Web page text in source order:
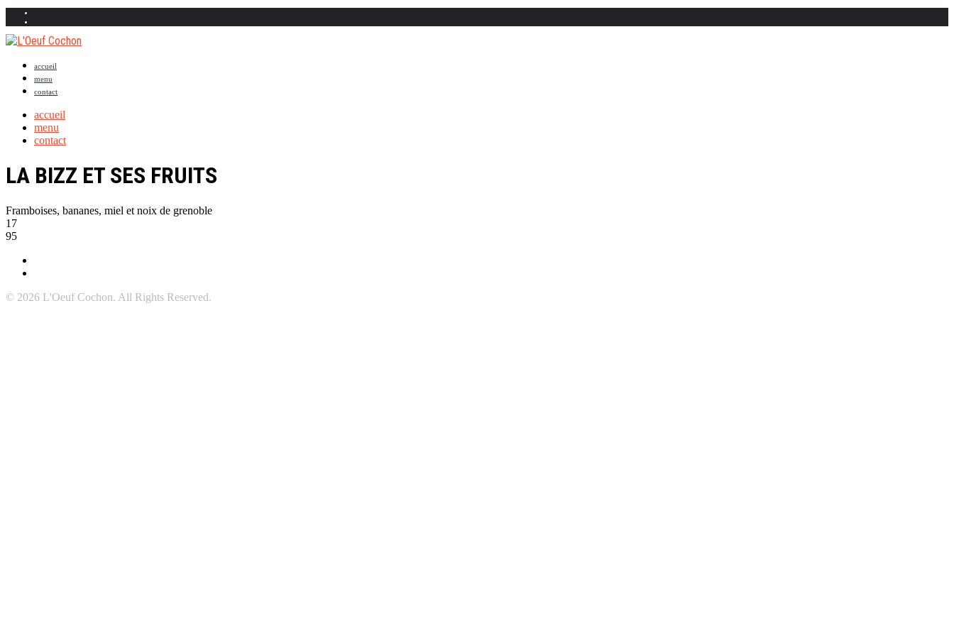
accueil
menu
contact
accueil
menu
contact
LA BIZZ ET SES FRUITS
Framboises, bananes, miel et noix de grenoble
17
95
© 2026 L'Oeuf Cochon. All Rights Reserved.